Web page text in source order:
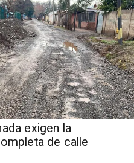
exigen la
de calle